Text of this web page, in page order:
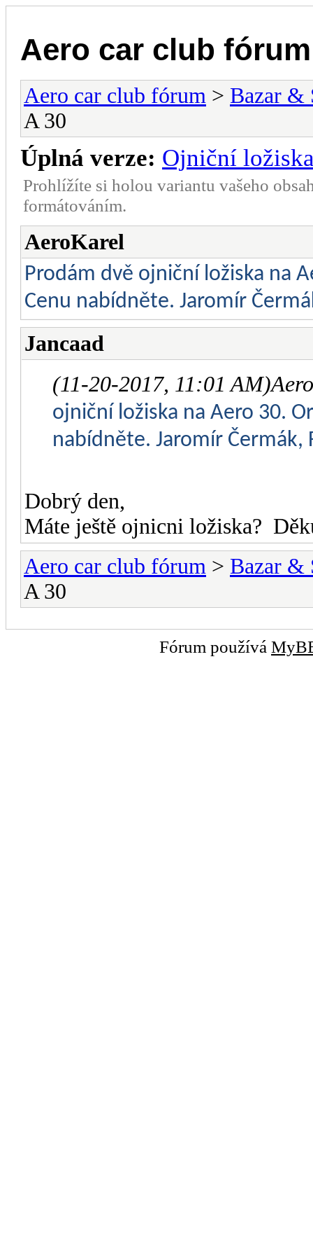
Aero car club fórum
Aero car club fórum > Bazar &
A 30
Úplná verze: Ojniční
Prohlížíte si holou variantu vašeho
formátováním.
AeroKarel
Prodám dvě ojniční ložiska na
Cenu nabídněte. Jaromír
Jancaad
(11-20-2017, 11:01 AM)
ojniční ložiska na Aero 30.
nabídněte. Jaromír
Dobrý den,
Máte ještě ojnicni ložiska?
Aero car club fórum > Bazar &
A 30
Fórum používá